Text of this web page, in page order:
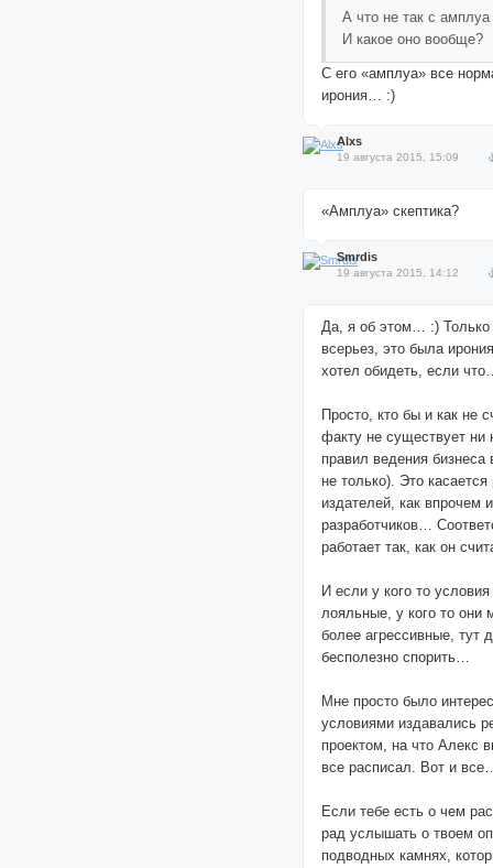
А что не так с амплуа
И какое оно вообще?
С его «амплуа» все
ирония… :)
Alxs
19 августа 2015, 15:09
«Амплуа» скептика?
Smrdis
19 августа 2015, 14:12
Да, я об этом… :) Только
всерьез, это была
хотел обидеть, если
Просто, кто бы и как не
факту не существует ни
правил ведения бизнеса
не только). Это касается
издателей, как впрочем и
разработчиков…
работает так, как он
И если у кого то
лояльные, у кого то они
более агрессивные, тут
бесполезно спорить…
Мне просто было
условиями издавались
проектом, на что Алекс
все расписал. Вот и
Если тебе есть о чем
рад услышать о твоем
подводных камнях,